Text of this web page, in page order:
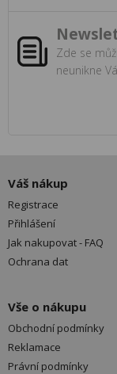
Zde se
neunikne
Váš nákup
Registrace
Přihlášení
Jak nakupovat - FAQ
Ochrana dat
Vše o nákupu
Obchodní podmínky
Reklamace
Právní podmínky